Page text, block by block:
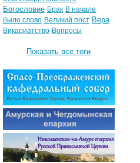
Богословие Брак В начале
было слово Великий пост Вера
Викариатство Вопросы
Показать все теги